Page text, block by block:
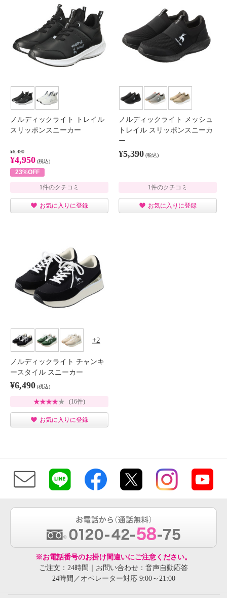
ノルディックライト トレイル
スリッポンスニーカー
¥6,490
¥4,950 (税込)
23%OFF
1件のクチコミ
お気に入りに登録
ノルディックライト メッシュ
トレイル スリッポンスニーカ
ー
¥5,390 (税込)
1件のクチコミ
お気に入りに登録
2
ノルディックライト チャンキ
ースタイル スニーカー
¥6,490 (税込)
(16件)
お気に入りに登録
※お電話番号のお掛け間違いにご注意ください。
ご注文：24時間｜お問い合わせ：音声自動応答
24時間／オペレーター対応 9:00～21:00